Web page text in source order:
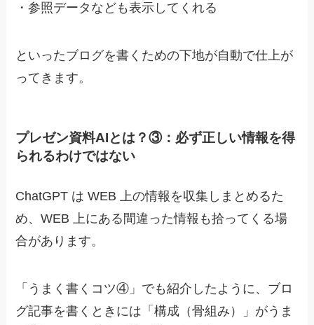
・参照データなども表示してくれる
といったブログを書くための下地が自動で仕上が
ってきます。
プレゼン資料AIとは？③：必ず正しい情報を得
られるわけではない
ChatGPT は WEB 上の情報を収集しまとめるた
め、WEB 上にある間違った情報も拾ってくる場
合があります。
「うまく書くコツ④」でも紹介したように、ブロ
グ記事を書くときには「構成（骨組み）」がうま